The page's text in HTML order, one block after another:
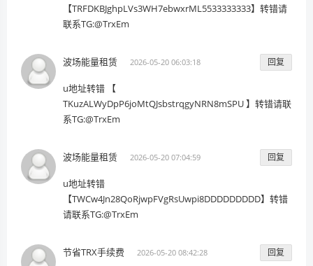
【TRFDKBJghpLVs3WH7ebwxrML5533333333】转错请
联系TG:@TrxEm
波场能量租赁 2026-05-20 06:03:18 回复
u地址转错 【
TKuzALWyDpP6joMtQJsbstrqgyNRN8mSPU 】转错请联
系TG:@TrxEm
波场能量租赁 2026-05-20 07:04:59 回复
u地址转错
【TWCw4Jn28QoRjwpFVgRsUwpi8DDDDDDDDD】转错
请联系TG:@TrxEm
节省TRX手续费 2026-05-20 08:42:28 回复